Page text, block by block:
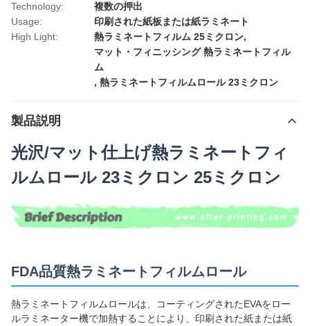
Technology:
複数の押出
Usage:
印刷された紙板または紙ラミネート
High Light:
熱ラミネートフィルム 25ミクロン,
マット・フィニッシング 熱ラミネートフィル
ム
, 熱ラミネートフィルムロール 23ミクロン
製品説明
光沢/マット仕上げ熱ラミネートフィ
ルムロール 23ミクロン 25ミクロン
FDA品質熱ラミネートフィルムロール
熱ラミネートフィルムロールは、コーティングされたEVAをロー
ルラミネーター機で加熱することにより、印刷された紙または紙